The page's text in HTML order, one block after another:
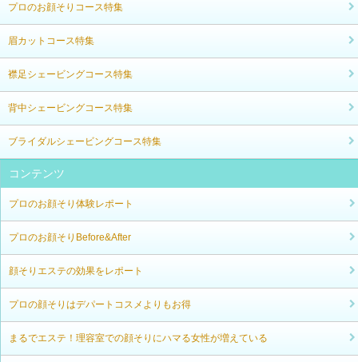
プロのお顔そりコース特集
眉カットコース特集
襟足シェービングコース特集
背中シェービングコース特集
ブライダルシェービングコース特集
コンテンツ
プロのお顔そり体験レポート
プロのお顔そりBefore&After
顔そりエステの効果をレポート
プロの顔そりはデパートコスメよりもお得
まるでエステ！理容室での顔そりにハマる女性が増えている